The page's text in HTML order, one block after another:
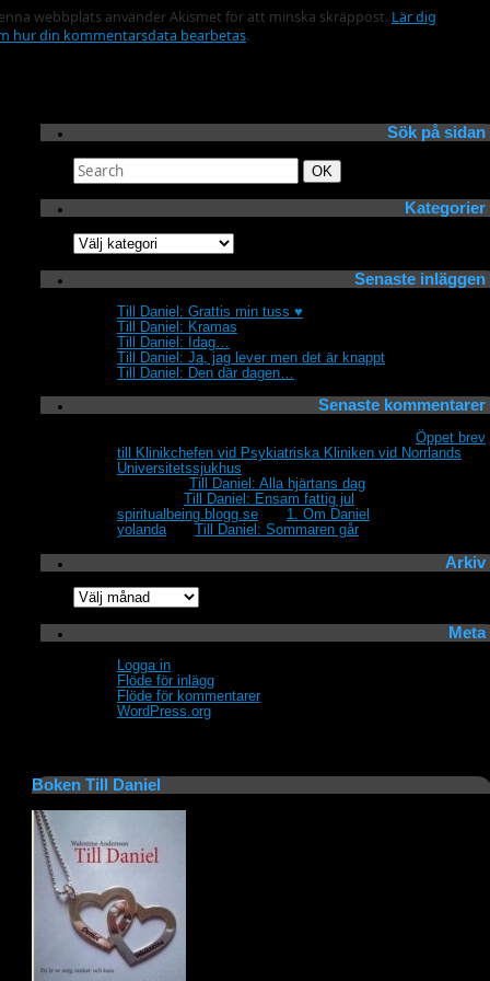
webbplats använder Akismet för att minska skräppost. Lär dig
hur din kommentarsdata bearbetas.
Sök på sidan
Search
for:
Search
OK
Kategorier
Kategorier
Senaste inläggen
Till Daniel: Grattis min tuss ♥
Till Daniel: Kramas
Till Daniel: Idag…
Till Daniel: Ja, jag lever men det är knappt
Till Daniel: Den där dagen…
Senaste kommentarer
Öppet brev
till Klinikchefen vid Psykiatriska Kliniken vid Norrlands
Universitetssjukhus
Till Daniel: Alla hjärtans dag
Till Daniel: Ensam fattig jul
spiritualbeing.blogg.seom 1. Om Daniel
yolandaom Till Daniel: Sommaren går
Arkiv
Arkiv
Meta
Logga in
Flöde för inlägg
Flöde för kommentarer
WordPress.org
Boken Till Daniel